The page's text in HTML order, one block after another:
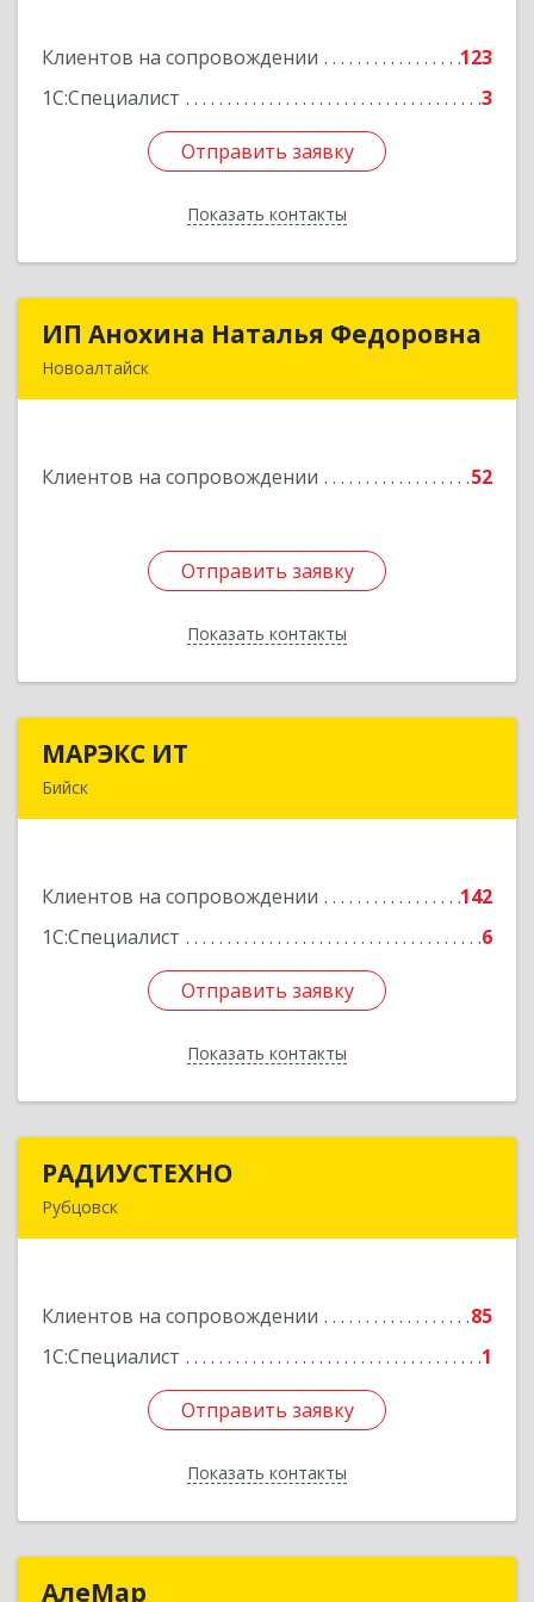
Клиентов на сопровождении
123
1С:Специалист
3
Отправить заявку
Показать контакты
Подробнее
Отправить заявку
Назад
ИП Анохина Наталья Федоровна
Новоалтайск
Клиентов на сопровождении 52
Отправить заявку
Показать контакты
ИП Анохина Наталья Федоровна
Подробнее
Отправить заявку
Назад
МАРЭКС ИТ
Бийск
Клиентов на сопровождении
142
1С:Специалист
6
Отправить заявку
Показать контакты
Отправить заявку
Назад
РАДИУСТЕХНО
Рубцовск
Клиентов на сопровождении
85
1С:Специалист
1
Отправить заявку
Показать контакты
Подробнее
Отправить заявку
Назад
АлеМар